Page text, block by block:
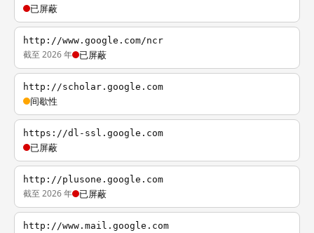
已屏蔽
http://www.google.com/ncr
截至 2026 年 已屏蔽
http://scholar.google.com
间歇性
https://dl-ssl.google.com
已屏蔽
http://plusone.google.com
截至 2026 年 已屏蔽
http://www.mail.google.com